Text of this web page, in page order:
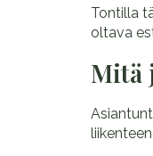
Tontilla
oltava
Mitä